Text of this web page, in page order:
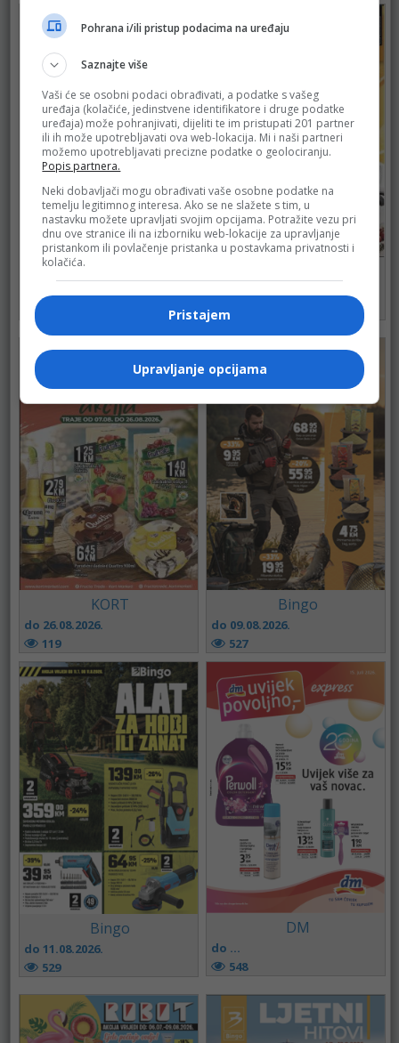
128
KORT
do 26.08.2026.
119
Bingo
do 09.08.2026.
527
Bingo
do 11.08.2026.
529
DM
do ...
548
Pohrana i/ili pristup podacima na uređaju
Saznajte više
Vaši će se osobni podaci obrađivati, a podatke s vašeg
uređaja (kolačiće, jedinstvene identifikatore i druge podatke
uređaja) može pohranjivati, dijeliti te im pristupati 201 partner
ili ih može upotrebljavati ova web-lokacija. Mi i naši partneri
možemo upotrebljavati precizne podatke o geolociranju.
Popis partnera.
Neki dobavljači mogu obrađivati vaše osobne podatke na
temelju legitimnog interesa. Ako se ne slažete s tim, u
nastavku možete upravljati svojim opcijama. Potražite vezu pri
dnu ove stranice ili na izborniku web-lokacije za upravljanje
pristankom ili povlačenje pristanka u postavkama privatnosti i
kolačića.
Pristajem
Upravljanje opcijama